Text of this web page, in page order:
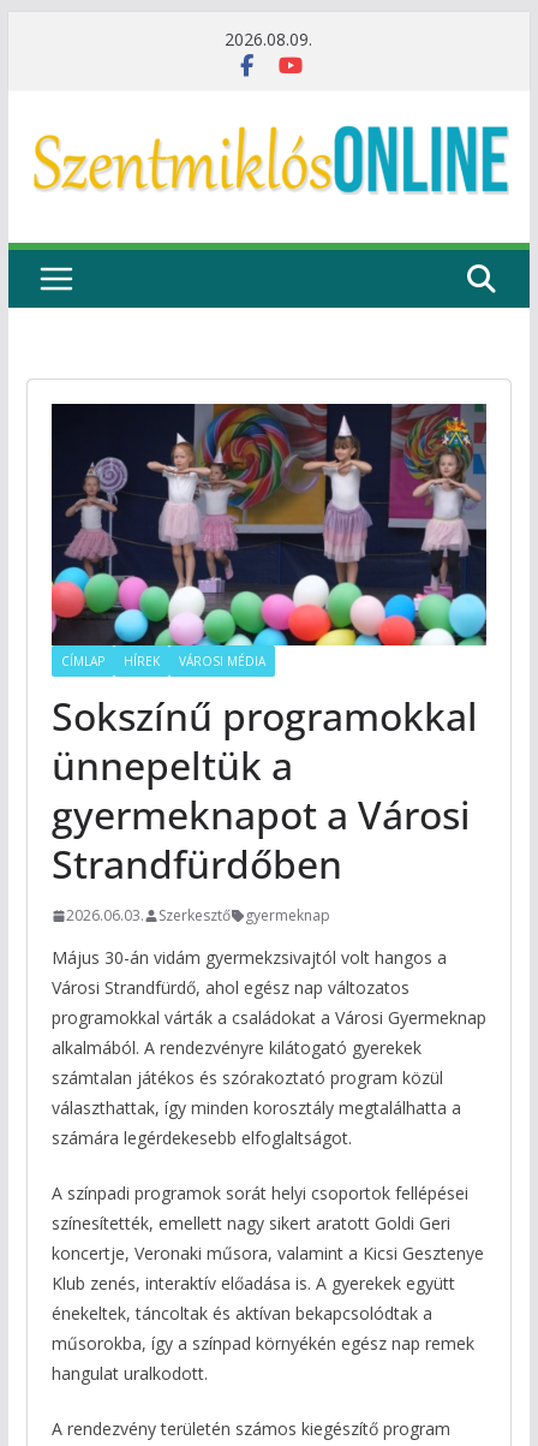
2026.08.09.
CÍMLAP HÍREK VÁROSI MÉDIA
Sokszínű programokkal
ünnepeltük a
gyermeknapot a Városi
Strandfürdőben
2026.06.03. Szerkesztő gyermeknap
Május 30-án vidám gyermekzsivajtól volt hangos a
Városi Strandfürdő, ahol egész nap változatos
programokkal várták a családokat a Városi Gyermeknap
alkalmából. A rendezvényre kilátogató gyerekek
számtalan játékos és szórakoztató program közül
választhattak, így minden korosztály megtalálhatta a
számára legérdekesebb elfoglaltságot.
A színpadi programok sorát helyi csoportok fellépései
színesítették, emellett nagy sikert aratott Goldi Geri
koncertje, Veronaki műsora, valamint a Kicsi Gesztenye
Klub zenés, interaktív előadása is. A gyerekek együtt
énekeltek, táncoltak és aktívan bekapcsolódtak a
műsorokba, így a színpad környékén egész nap remek
hangulat uralkodott.
A rendezvény területén számos kiegészítő program